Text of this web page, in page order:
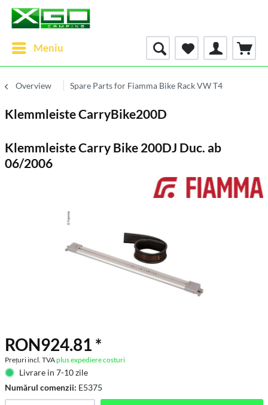
Meniu
Overview Spare Parts for Fiamma Bike Rack VW T4
Klemmleiste CarryBike200D
Klemmleiste Carry Bike 200DJ Duc. ab
06/2006
RON924.81 *
Prețuri incl. TVAplus expediere costuri
Livrare in 7-10 zile
Numărul comenzii: E5375